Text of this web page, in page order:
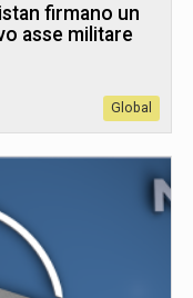
firmano un
asse militare
Global